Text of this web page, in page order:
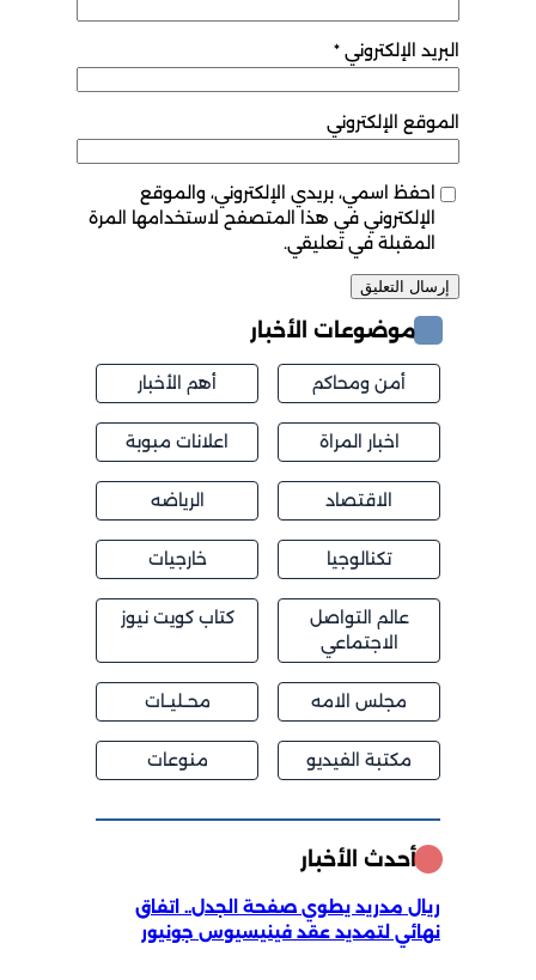
البريد الإلكتروني *
الموقع الإلكتروني
احفظ اسمي، بريدي الإلكتروني، والموقع
الإلكتروني في هذا المتصفح لاستخدامها المرة
المقبلة في تعليقي.
موضوعات الأخبار
أمن ومحاكم أهم الأخبار
اخبار المراة اعلانات مبوبة
الاقتصاد الرياضه
تكنالوجيا خارجيات
عالم التواصل
الاجتماعي
كتاب كويت نيوز
مجلس الامه محــليــات
مكتبة الفيديو منوعات
أحدث الأخبار
ريال مدريد يطوي صفحة الجدل.. اتفاق
نهائي لتمديد عقد فينيسيوس جونيور